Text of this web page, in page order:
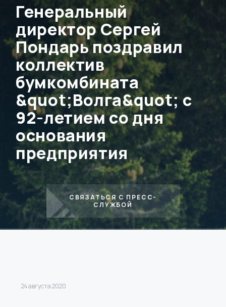
Генеральный
директор Сергей
Пондарь поздравил
коллектив
бумкомбината
&quot;Волга&quot; с
92-летием со дня
основания
предприятия
СВЯЗАТЬСЯ С ПРЕСС-
СЛУЖБОЙ
24 августа 2020